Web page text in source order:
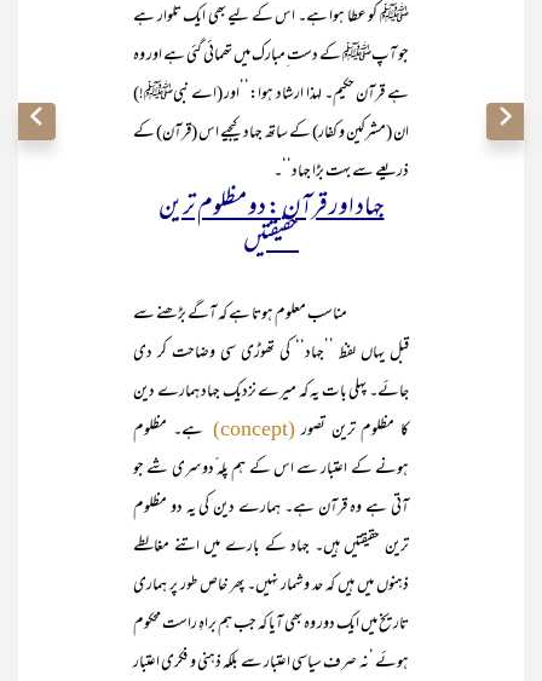
ﷺ کو عطا ہوا ہے۔ اس کے لیے بھی ایک تلوار ہے
جو آپﷺ کے دست ِمبارک میں تھمائی گئی ہے اور وہ
ہے قرآن حکیم۔ لہذا ارشاد ہوا:’’اور (اے نبیﷺ!)
ان (مشرکین و کفار) کے ساتھ جہاد کیجیے اس (قرآن) کے
ذریعے سے بہت بڑا جہاد‘‘۔
جہاد اور قرآن : دو مظلوم ترین
حقیقتیں
مناسب معلوم ہوتا ہے کہ آگے بڑھنے سے
قبل یہاں لفظ ’’جہاد‘‘ کی تھوڑی سی وضاحت کر دی
جائے۔ پہلی بات یہ کہ میرے نزدیک جہاد ہمارے دین
کا مظلوم ترین تصور (concept)
ہے۔ مظلوم
ہونے کے اعتبار سے اس کے ہم پلہ ّدوسری شے جو
آتی ہے وہ قرآن ہے۔ ہمارے دین کی یہ دو مظلوم
ترین حقیقتیں ہیں۔ جہاد کے بارے میں اتنے مغالطے
ذہنوں میں ہیں کہ حد و شمار نہیں۔ پھر خاص طور پر ہماری
تاریخ میں ایک دور وہ بھی آیا کہ جب ہم براہِ راست محکوم
ہوئے ‘نہ صرف سیاسی اعتبار سے بلکہ ذہنی و فکری اعتبار